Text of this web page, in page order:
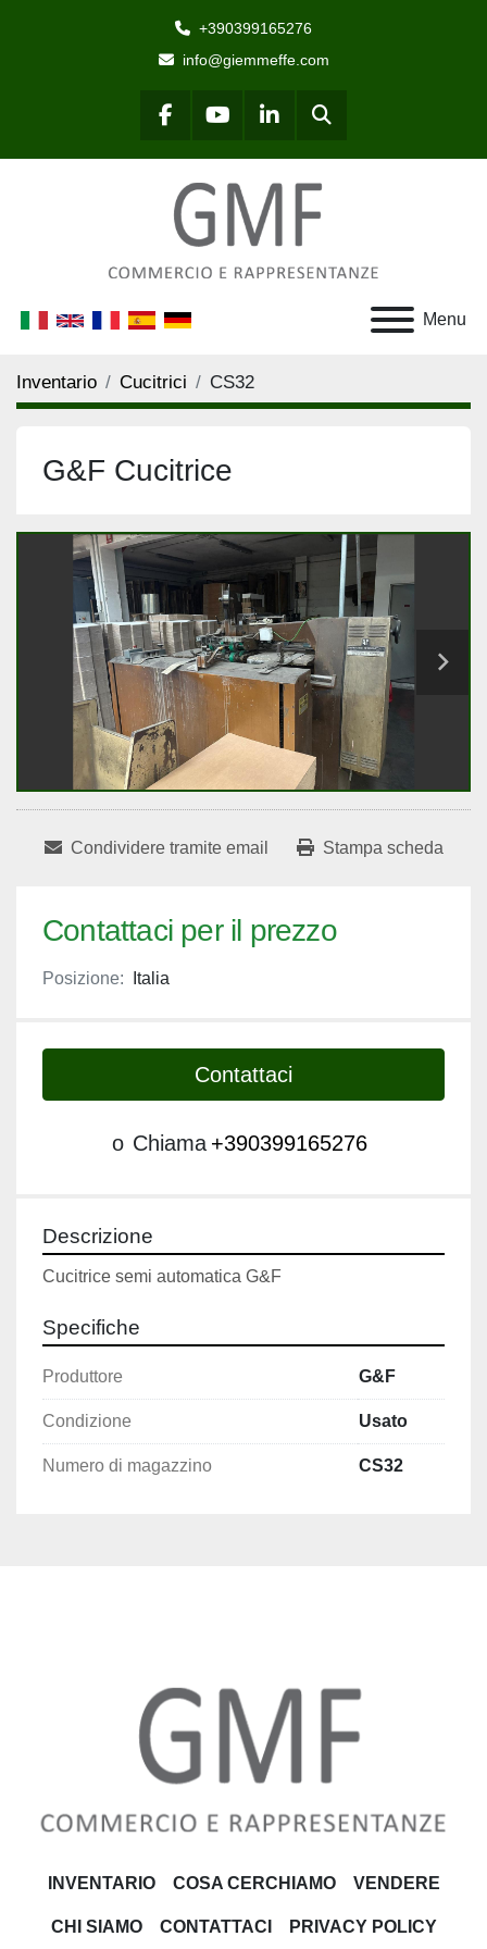
+390399165276
info@giemmeffe.com
facebookyoutubelinkedinCerca
Menu
Inventario Cucitrici CS32
G&F Cucitrice
Condividere tramite email Stampa scheda
Contattaci per il prezzo
Posizione: Italia
Contattaci
o Chiama +390399165276
Descrizione
Cucitrice semi automatica G&F
Specifiche
Produttore G&F
Condizione Usato
Numero di magazzino CS32
INVENTARIO COSA CERCHIAMO VENDERE
CHI SIAMO CONTATTACI PRIVACY POLICY